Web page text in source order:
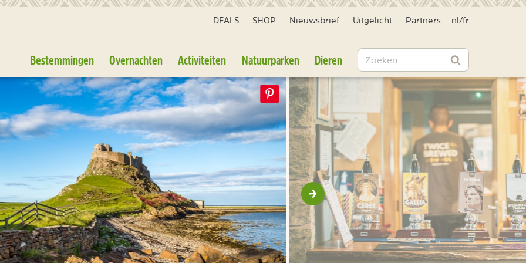
DEALS SHOP Nieuwsbrief Uitgelicht Partners nl /fr
Bestemmingen Overnachten Activiteiten Natuurparken Dieren Zoeken
Zoeken
Volgende